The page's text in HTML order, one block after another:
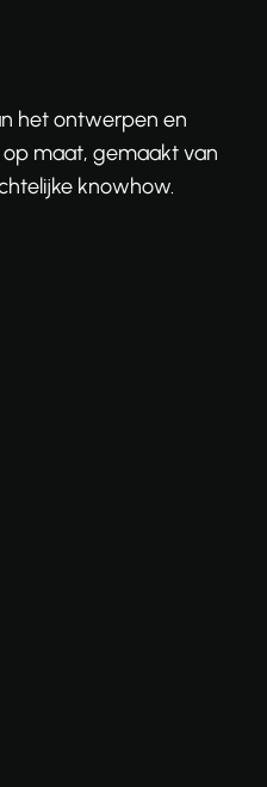
het ontwerpen en
maat, gemaakt van
knowhow.